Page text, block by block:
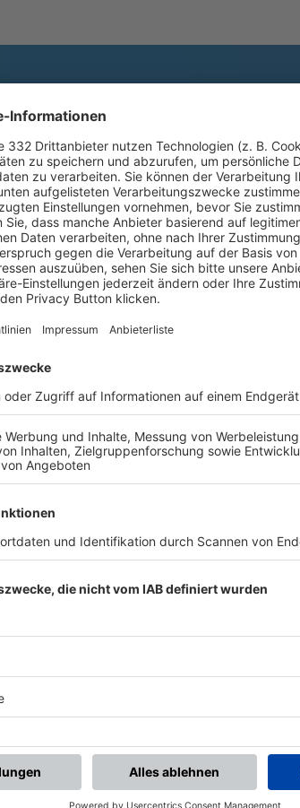
DEN BFV-WHATSAPP-KANAL!